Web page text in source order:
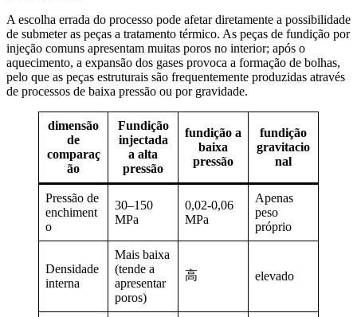
A escolha errada do processo pode afetar diretamente a possibilidade
de submeter as peças a tratamento térmico. As peças de fundição por
injeção comuns apresentam muitas poros no interior; após o
aquecimento, a expansão dos gases provoca a formação de bolhas,
pelo que as peças estruturais são frequentemente produzidas através
de processos de baixa pressão ou por gravidade.
dimensão
de
comparaç
ão
Fundição
injectada
a alta
pressão
fundição a
baixa
pressão
fundição
gravitacio
nal
Pressão de
enchiment
o
30–150
MPa
0,02-0,06
MPa
Apenas
peso
próprio
Densidade
interna
Mais baixa
(tende a
apresentar
poros)
高 elevado